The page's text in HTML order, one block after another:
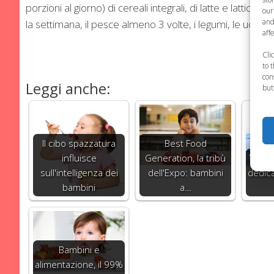
to
porzioni al giorno) di cereali integrali, di latte e
la settimana, il pesce almeno 3 volte, i legumi, le uova
Leggi anche:
Il cibo spazzatura
influisce
sull'intelligenza dei
bambini
Best Food
Generation, la tribù
dell'Expo: bambini
a…
Bambini e
alimentazione, il 99%